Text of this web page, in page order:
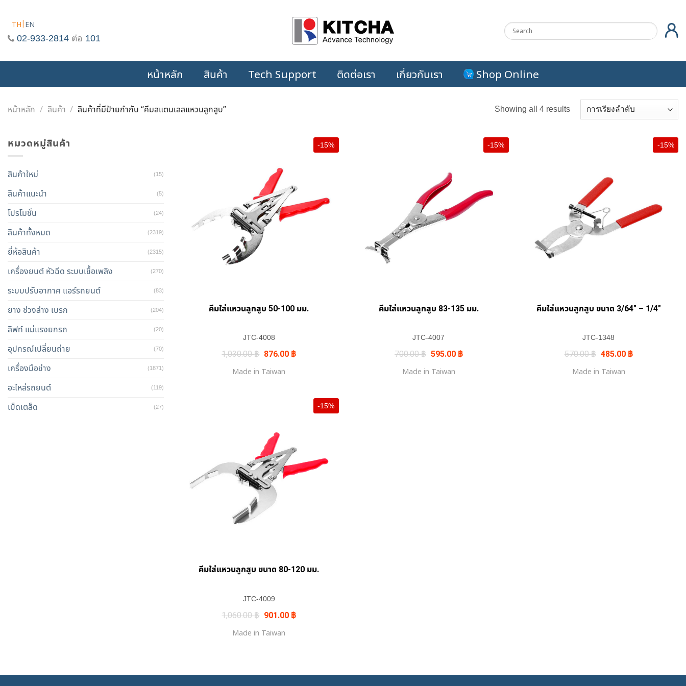
TH EN
02-933-2814 ต่อ 101
หน้าหลัก สินค้า Tech Support ติดต่อเรา เกี่ยวกับเรา Shop Online
หน้าหลัก / สินค้า / สินค้าที่มีป้ายกำกับ “คีมสแตนเลสแหวนลูกสูบ” Showing all 4 results
หมวดหมู่สินค้า
สินค้าใหม่ (15)
สินค้าแนะนำ (5)
โปรโมชั่น (24)
สินค้าทั้งหมด (2319)
ยี่ห้อสินค้า (2315)
เครื่องยนต์ หัวฉีด ระบบเชื้อเพลิง (270)
ระบบปรับอากาศ แอร์รถยนต์ (83)
ยาง ช่วงล่าง เบรก (204)
ลิฟท์ แม่แรงยกรถ (20)
อุปกรณ์เปลี่ยนถ่าย (70)
เครื่องมือช่าง (1871)
อะไหล่รถยนต์ (119)
เบ็ดเตล็ด (27)
-15%
+
คีมใส่แหวนลูกสูบ 50-100 มม.
JTC-4008
1,030.00฿ Original
price
was:
1,030.00 ฿.
876.00 ฿Current
Made in Taiwan
-15%
+
คีมใส่แหวนลูกสูบ 83-135 มม.
JTC-4007
700.00฿ Original
price
was:
700.00 ฿.
595.00 ฿Current
Made in Taiwan
-15%
+
คีมใส่แหวนลูกสูบ ขนาด 3/64″ – 1/4″
JTC-1348
570.00฿ Original
price
was:
570.00 ฿.
485.00 ฿Current
Made in Taiwan
-15%
+
คีมใส่แหวนลูกสูบ ขนาด 80-120 มม.
JTC-4009
1,060.00฿ Original
price
was:
1,060.00 ฿.
901.00 ฿Current
Made in Taiwan